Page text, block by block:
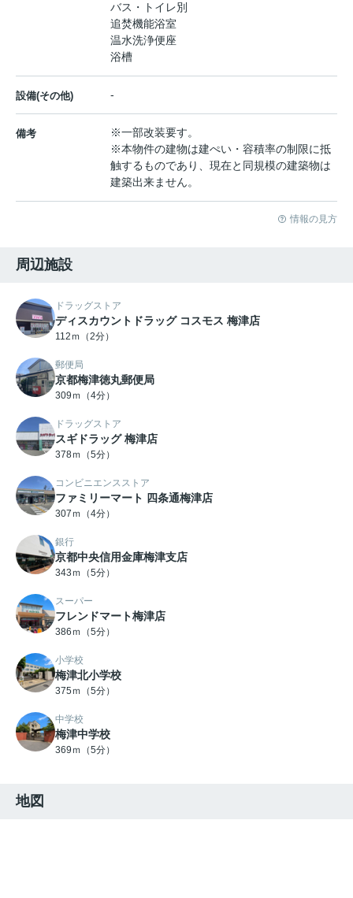
バス・トイレ別
追焚機能浴室
温水洗浄便座
浴槽
設備(その他) -
備考
※一部改装要す。
※本物件の建物は建ぺい・容積率の制限に抵
触するものであり、現在と同規模の建築物は
建築出来ません。
情報の見方
周辺施設
ドラッグストア
ディスカウントドラッグ コスモス 梅津店
112ｍ（2分）
郵便局
京都梅津徳丸郵便局
309ｍ（4分）
ドラッグストア
スギドラッグ 梅津店
378ｍ（5分）
コンビニエンスストア
ファミリーマート 四条通梅津店
307ｍ（4分）
銀行
京都中央信用金庫梅津支店
343ｍ（5分）
スーパー
フレンドマート梅津店
386ｍ（5分）
小学校
梅津北小学校
375ｍ（5分）
中学校
梅津中学校
369ｍ（5分）
地図